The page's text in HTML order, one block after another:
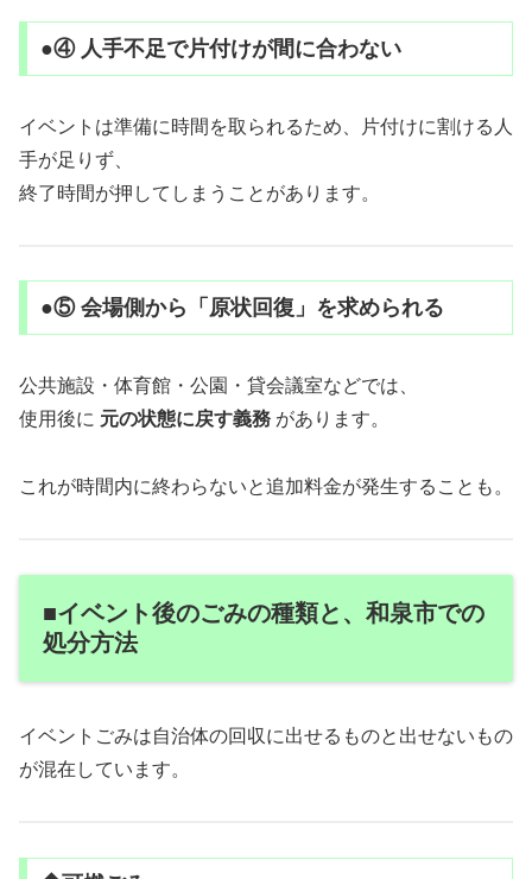
●④ 人手不足で片付けが間に合わない
イベントは準備に時間を取られるため、片付けに割ける人
手が足りず、
終了時間が押してしまうことがあります。
●⑤ 会場側から「原状回復」を求められる
公共施設・体育館・公園・貸会議室などでは、
使用後に 元の状態に戻す義務 があります。
これが時間内に終わらないと追加料金が発生することも。
■イベント後のごみの種類と、和泉市での
処分方法
イベントごみは自治体の回収に出せるものと出せないもの
が混在しています。